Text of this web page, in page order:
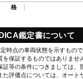
格
鑑定書について
時点の車両状態を示すもの
を保証するものではありませ
証等の条件につきましては、
た評価点については、オート